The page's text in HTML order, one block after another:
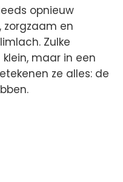
opnieuw
zorgzaam en
Zulke
maar in een
ze alles: de